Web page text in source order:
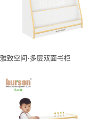
雅致空间·多层双面书柜